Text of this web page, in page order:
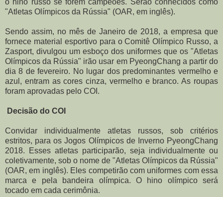
"Atletas Olímpicos da Rússia" (OAR, em inglês).
Sendo assim, no mês de Janeiro de 2018, a empresa que
fornece material esportivo para o Comitê Olímpico Russo, a
Zasport, divulgou um esboço dos uniformes que os "Atletas
Olímpicos da Rússia" irão usar em PyeongChang a partir do
dia 8 de fevereiro. No lugar dos predominantes vermelho e
azul, entram as cores cinza, vermelho e branco. As roupas
foram aprovadas pelo COI.
Decisão do COI
Convidar individualmente atletas russos, sob critérios
estritos, para os Jogos Olímpicos de Inverno PyeongChang
2018. Esses atletas participarão, seja individualmente ou
coletivamente, sob o nome de "Atletas Olímpicos da Rússia"
(OAR, em inglês). Eles competirão com uniformes com essa
marca e pela bandeira olímpica. O hino olímpico será
tocado em cada cerimônia.